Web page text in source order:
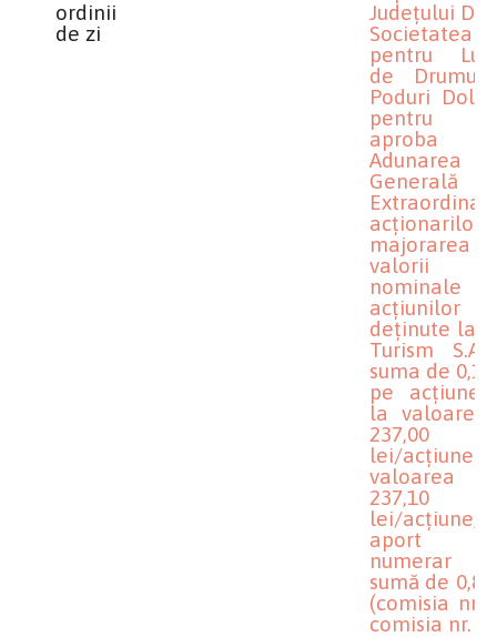
ordinii
de zi
Județului
Societatea
pentru
de
Poduri Dolj
pentru
aproba
Adunarea
Generală
acționarilor
majorarea
valorii
acțiunilor
deținute la
Turism
suma de
pe acțiune,
la valoarea
237,00
lei/
valoarea
237,10
lei/acțiune,
aport
numerar
sumă de
(comisia nr.
comisia nr. 3)